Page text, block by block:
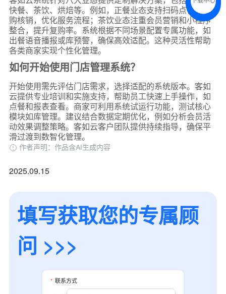
快餐、茶饮、烘焙等。例如，正餐业态支持扫码点餐和团
购核销，优化服务流程；茶饮业态注重会员营销和小程序
整合，提升复购率。系统根据不同场景配置专属功能，如
出餐语音播报或库预警，确保高效适配。这种灵活性帮助
各类商家实现个性化管理。
如何开始使用门店管理系统？
开始使用需先评估门店需求，选择适配的系统版本。客如
云提供专业培训和实施支持，帮助员工快速上手操作，如
点餐和报表查看。商家可利用系统试运行功能，测试核心
模块如库管理。建议结合数据定期优化，例如分析会员活
动效果调整策略。客如云客户团队提供持续指导，确保平
滑过渡到数智化管理。
作者声明：作品含AI生成内容
2025.09.15
填写获取您的专属顾
问 >>>
* 联系方式
预约试用
我是老客户，了解最新优惠